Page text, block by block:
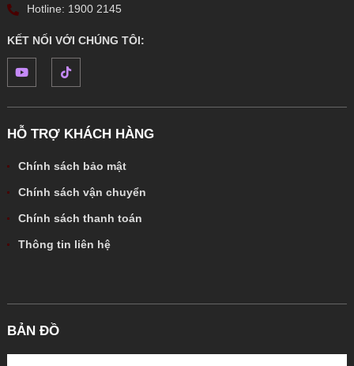
Hotline: 1900 2145
KẾT NỐI VỚI CHÚNG TÔI:
HỖ TRỢ KHÁCH HÀNG
Chính sách bảo mật
Chính sách vận chuyển
Chính sách thanh toán
Thông tin liên hệ
BẢN ĐỒ